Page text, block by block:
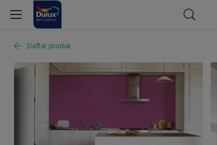
Daftar produk